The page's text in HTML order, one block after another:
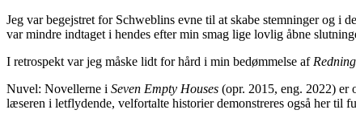
Jeg var begejstret for Schweblins evne til at skabe stemninger og i
var mindre indtaget i hendes efter min smag lige lovlig åbne
I retrospekt var jeg måske lidt for hård i min bedømmelse af
Nuvel: Novellerne i Seven Empty Houses (opr. 2015, eng. 2022) er
læseren i letflydende, velfortalte historier demonstreres også her til